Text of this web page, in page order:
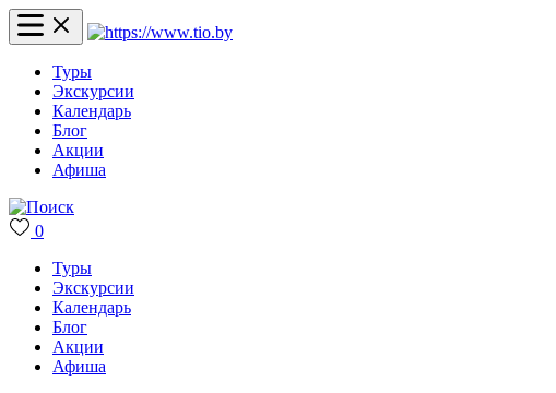
Туры
Экскурсии
Календарь
Блог
Акции
Афиша
0
Туры
Экскурсии
Календарь
Блог
Акции
Афиша